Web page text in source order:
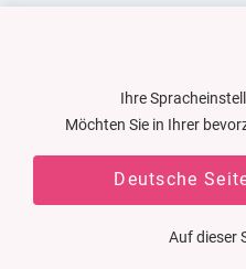
Ihre
Möchten Sie in Ihrer
Deutsche
Auf dieser